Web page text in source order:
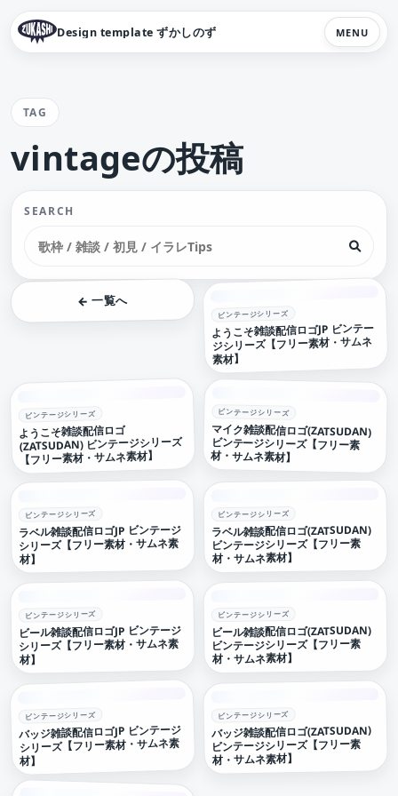
Design template ずかしのず MENU
TAG
vintageの投稿
SEARCH
← 一覧へ
ビンテージシリーズ
ようこそ雑談配信ロゴJP ビンテー
ジシリーズ【フリー素材・サムネ
素材】
ビンテージシリーズ
ようこそ雑談配信ロゴ
(ZATSUDAN) ビンテージシリーズ
【フリー素材・サムネ素材】
ビンテージシリーズ
マイク雑談配信ロゴ(ZATSUDAN)
ビンテージシリーズ【フリー素
材・サムネ素材】
ビンテージシリーズ
ラベル雑談配信ロゴJP ビンテージ
シリーズ【フリー素材・サムネ素
材】
ビンテージシリーズ
ラベル雑談配信ロゴ(ZATSUDAN)
ビンテージシリーズ【フリー素
材・サムネ素材】
ビンテージシリーズ
ビール雑談配信ロゴJP ビンテージ
シリーズ【フリー素材・サムネ素
材】
ビンテージシリーズ
ビール雑談配信ロゴ(ZATSUDAN)
ビンテージシリーズ【フリー素
材・サムネ素材】
ビンテージシリーズ
バッジ雑談配信ロゴJP ビンテージ
シリーズ【フリー素材・サムネ素
材】
ビンテージシリーズ
バッジ雑談配信ロゴ(ZATSUDAN)
ビンテージシリーズ【フリー素
材・サムネ素材】